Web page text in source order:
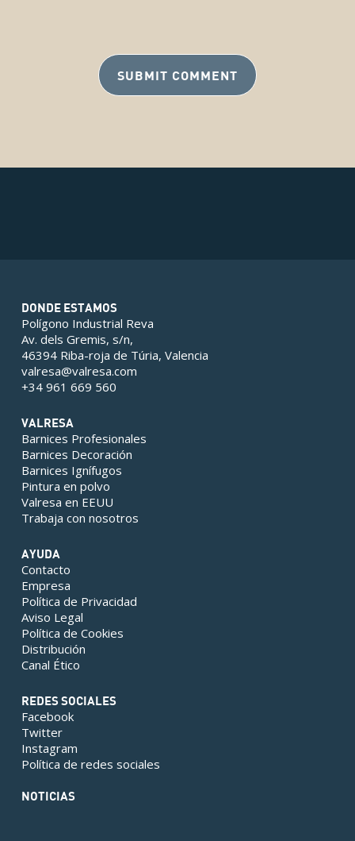
DONDE ESTAMOS
Polígono Industrial Reva
Av. dels Gremis, s/n,
46394 Riba-roja de Túria, Valencia
valresa@valresa.com
+34 961 669 560
VALRESA
Barnices Profesionales
Barnices Decoración
Barnices Ignífugos
Pintura en polvo
Valresa en EEUU
Trabaja con nosotros
AYUDA
Contacto
Empresa
Política de Privacidad
Aviso Legal
Política de Cookies
Distribución
Canal Ético
REDES SOCIALES
Facebook
Twitter
Instagram
Política de redes sociales
NOTICIAS